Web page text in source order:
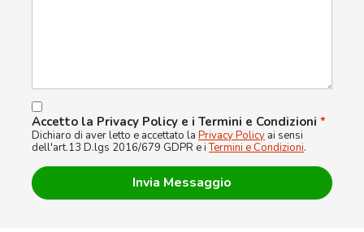
Accetto la Privacy Policy e i Termini e Condizioni *
Dichiaro di aver letto e accettato la Privacy Policy ai sensi
dell'art.13 D.lgs 2016/679 GDPR e iTermini e Condizioni.